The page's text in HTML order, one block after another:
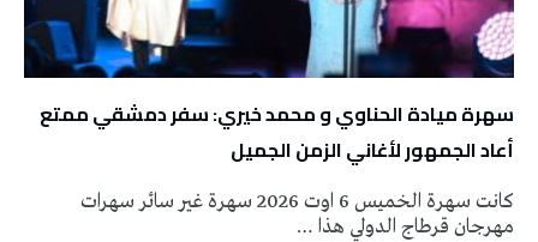
سهرة ميادة الحناوي و محمد خيري: سفر دمشقي ممتع
أعاد الجمهور لأغاني الزمن الجميل
كانت سهرة الخميس 6 اوت 2026 سهرة غير سائر سهرات
مهرجان قرطاج الدولي هذا …